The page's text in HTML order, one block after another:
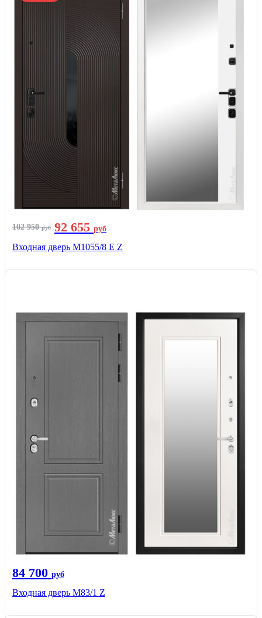
102 950руб 92 655 руб
Входная дверь М1055/8 Е Z
84 700 руб
Входная дверь M83/1 Z